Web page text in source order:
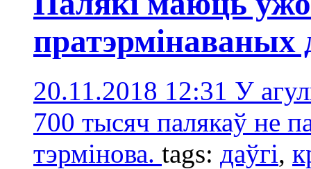
пратэрмінаваных
20.11.2018 12:31 У
700 тысяч палякаў не
тэрмінова. tags: даўгі,